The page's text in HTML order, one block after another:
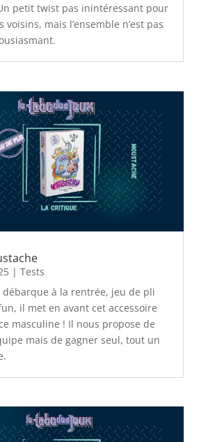
petit twist pas inintéressant pour
voisins, mais l’ensemble n’est pas
| Tests
débarque à la rentrée, jeu de pli
il met en avant cet accessoire
masculine ! Il nous propose de
mais de gagner seul, tout un